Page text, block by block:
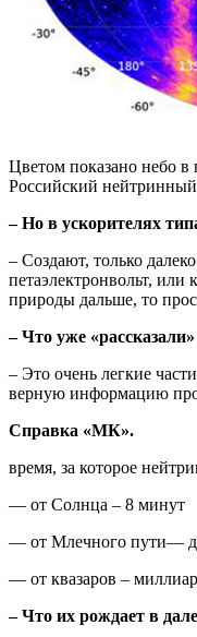
Цветом показано небо в
Российский нейтринный
– Но в ускорителях
– Создают, только далеко
петаэлектронвольт,
природы дальше, то
– Что уже
– Это очень легкие
верную информацию
Справка «МК».
время, за которое
— от Солнца – 8 минут
— от Млечного пути—
— от квазаров –
– Что их рождает в